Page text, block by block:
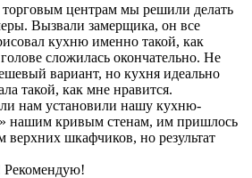
центрам мы решили делать
Вызвали замерщика, он все
кухню именно такой, как
сложилась окончательно. Не
вариант, но кухня идеально
такой, как мне нравится.
нам установили нашу кухню-
нашим кривым стенам, им пришлось
верхних шкафчиков, но результат
Рекомендую!